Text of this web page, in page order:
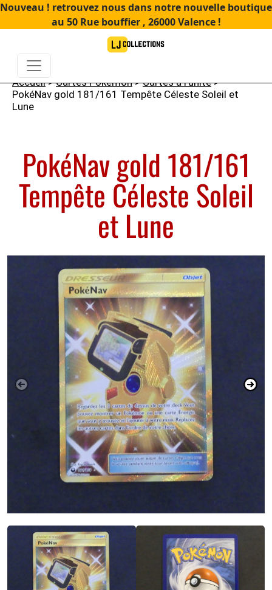
Nouveau ! retrouvez nous dans notre nouvelle boutique
au 50 Rue bouffier , 26000 Valence !
Accueil>Cartes Pokémon>Cartes à l'unité>
PokéNav gold 181/161 Tempête Céleste Soleil et
Lune
PokéNav gold 181/161
Tempête Céleste Soleil
et Lune